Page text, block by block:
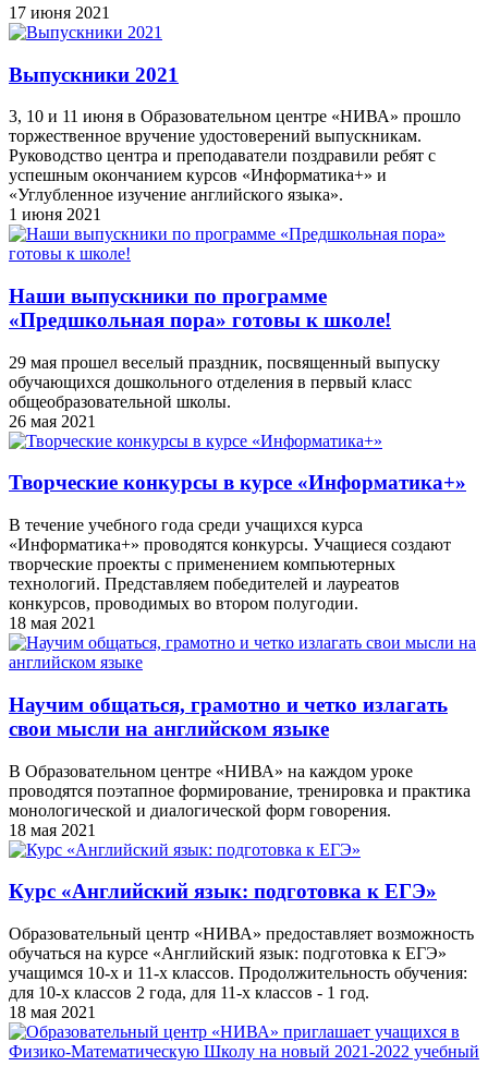
17 июня 2021
Выпускники 2021
3, 10 и 11 июня в Образовательном центре «НИВА» прошло
торжественное вручение удостоверений выпускникам.
Руководство центра и преподаватели поздравили ребят с
успешным окончанием курсов «Информатика+» и
«Углубленное изучение английского языка».
1 июня 2021
Наши выпускники по программе
«Предшкольная пора» готовы к школе!
29 мая прошел веселый праздник, посвященный выпуску
обучающихся дошкольного отделения в первый класс
общеобразовательной школы.
26 мая 2021
Творческие конкурсы в курсе «Информатика+»
В течение учебного года среди учащихся курса
«Информатика+» проводятся конкурсы. Учащиеся создают
творческие проекты с применением компьютерных
технологий. Представляем победителей и лауреатов
конкурсов, проводимых во втором полугодии.
18 мая 2021
Научим общаться, грамотно и четко излагать
свои мысли на английском языке
В Образовательном центре «НИВА» на каждом уроке
проводятся поэтапное формирование, тренировка и практика
монологической и диалогической форм говорения.
18 мая 2021
Курс «Английский язык: подготовка к ЕГЭ»
Образовательный центр «НИВА» предоставляет возможность
обучаться на курсе «Английский язык: подготовка к ЕГЭ»
учащимся 10-х и 11-х классов. Продолжительность обучения:
для 10-х классов 2 года, для 11-х классов - 1 год.
18 мая 2021